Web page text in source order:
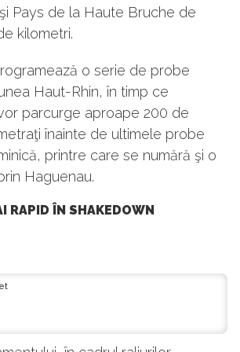
Pays de la Haute Bruche de
kilometri.
o serie de probe
Haut-Rhin, în timp ce
parcurge aproape 200 de
înainte de ultimele probe
printre care se numără şi o
Haguenau.
RAPID ÎN SHAKEDOWN